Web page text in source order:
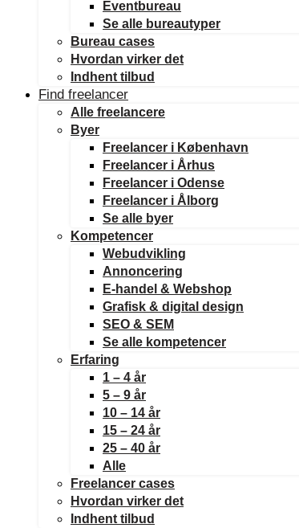
Eventbureau
Se alle bureautyper
Bureau cases
Hvordan virker det
Indhent tilbud
Find freelancer
Alle freelancere
Byer
Freelancer i København
Freelancer i Århus
Freelancer i Odense
Freelancer i Ålborg
Se alle byer
Kompetencer
Webudvikling
Annoncering
E-handel & Webshop
Grafisk & digital design
SEO & SEM
Se alle kompetencer
Erfaring
1 – 4 år
5 – 9 år
10 – 14 år
15 – 24 år
25 – 40 år
Alle
Freelancer cases
Hvordan virker det
Indhent tilbud